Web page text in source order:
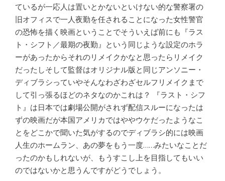
ているが一応人は置いとかないといけない的な警察署の
旧オフィスで一人夜勤を任されることになった女性警官
の恐怖を描く映画ということでそういえば前にも『ラス
ト・シフト／最期の夜勤』という同じような設定のホラ
ーがあったからそれのリメイクかなと思ったらリメイク
だったしそして監督はオリジナル版と同じアンソニー・
ディブラシっていやそんなわざわざセルフリメイクまで
して引っ張るほどのネタなのかこれは？ 『ラスト・シフ
ト』は日本では劇場公開がされず配信スルーになったは
ずの映画だが本国アメリカではややウケだったようなこ
とをどこかで聞いた気がするのでディブラシ的には映画
人生のホームラン、あの夢をもう一度……みたいなことだ
ったのかもしれないが、もうすこし上を目指してもいい
のではないかと思うんですがどうでしょう。